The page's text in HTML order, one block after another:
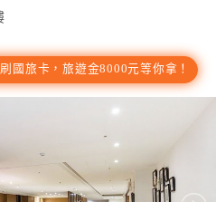
刷國旅卡，旅遊金8000元等你拿！